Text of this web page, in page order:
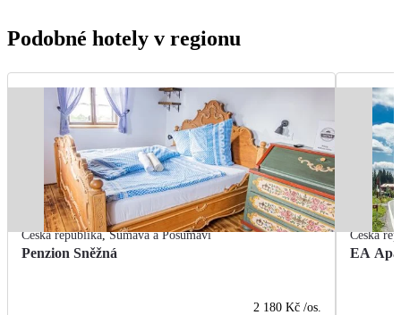
Podobné hotely v regionu
Česká republika,Šumava a Pošumaví
Penzion Sněžná
2 180 Kč /os.
Česká
EA